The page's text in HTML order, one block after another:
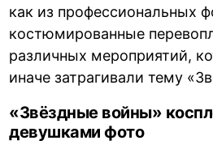
как из профессиональных
костюмированные
различных мероприятий,
иначе затрагивали тему
«Звёздные войны»
девушками фото